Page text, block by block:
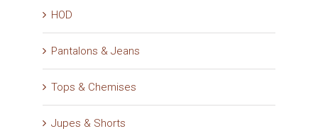
HOD
Pantalons & Jeans
Tops & Chemises
Jupes & Shorts